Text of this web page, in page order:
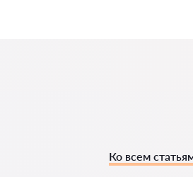
Ко всем